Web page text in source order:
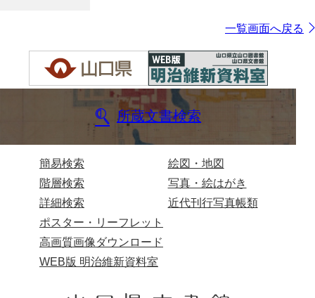
一覧画面へ戻る
所蔵文書検索
簡易検索
階層検索
詳細検索
絵図・地図
写真・絵はがき
近代刊行写真帳類
ポスター・リーフレット
高画質画像ダウンロード
WEB版 明治維新資料室